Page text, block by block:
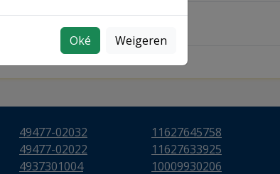
Oké Weigeren
49477-02032
49477-02022
4937301004
11627645758
11627633925
10009930206